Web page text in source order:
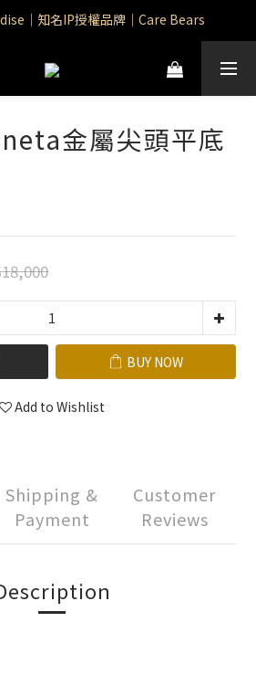
｜知名IP授權品牌｜Care Bears
｜知名IP授權品牌｜Care Bears
國 際 精 品｜生 活 選 物
服 飾 | 自 訂 品 牌 服 飾
｜知名IP授權品牌｜Care Bears
金屬尖頭平底
BUY NOW
Add to Wishlist
Shipping &
Payment
Customer
Reviews